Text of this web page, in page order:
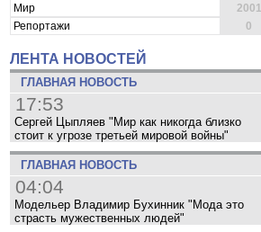
Мир
2001
Репортажи
0
ЛЕНТА НОВОСТЕЙ
ГЛАВНАЯ НОВОСТЬ
17:53
Сергей Цыпляев "Мир как никогда близко
стоит к угрозе третьей мировой войны"
ГЛАВНАЯ НОВОСТЬ
04:04
Модельер Владимир Бухинник "Мода это
страсть мужественных людей"